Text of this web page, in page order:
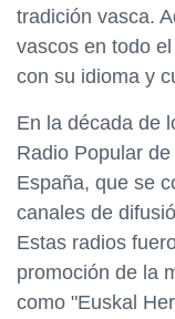
tradición vasca.
vascos en todo
con su idioma y
En la década de
Radio Popular
España, que se
canales de
Estas radios
promoción de la
como "Euskal